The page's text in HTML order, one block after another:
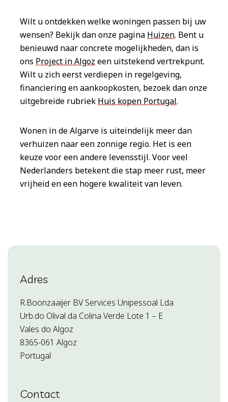
Wilt u ontdekken welke woningen passen bij uw
wensen? Bekijk dan onze pagina Huizen. Bent u
benieuwd naar concrete mogelijkheden, dan is
ons Project in Algoz een uitstekend vertrekpunt.
Wilt u zich eerst verdiepen in regelgeving,
financiering en aankoopkosten, bezoek dan onze
uitgebreide rubriek Huis kopen Portugal.
Wonen in de Algarve is uiteindelijk meer dan
verhuizen naar een zonnige regio. Het is een
keuze voor een andere levensstijl. Voor veel
Nederlanders betekent die stap meer rust, meer
vrijheid en een hogere kwaliteit van leven.
Adres
R.Boonzaaijer BV Services Unipessoal Lda
Urb.do Olival da Colina Verde Lote 1 – E
Vales do Algoz
8365-061 Algoz
Portugal
Contact